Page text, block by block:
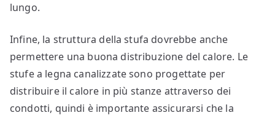
lungo.
Infine, la struttura della stufa dovrebbe anche
permettere una buona distribuzione del calore. Le
stufe a legna canalizzate sono progettate per
distribuire il calore in più stanze attraverso dei
condotti, quindi è importante assicurarsi che la